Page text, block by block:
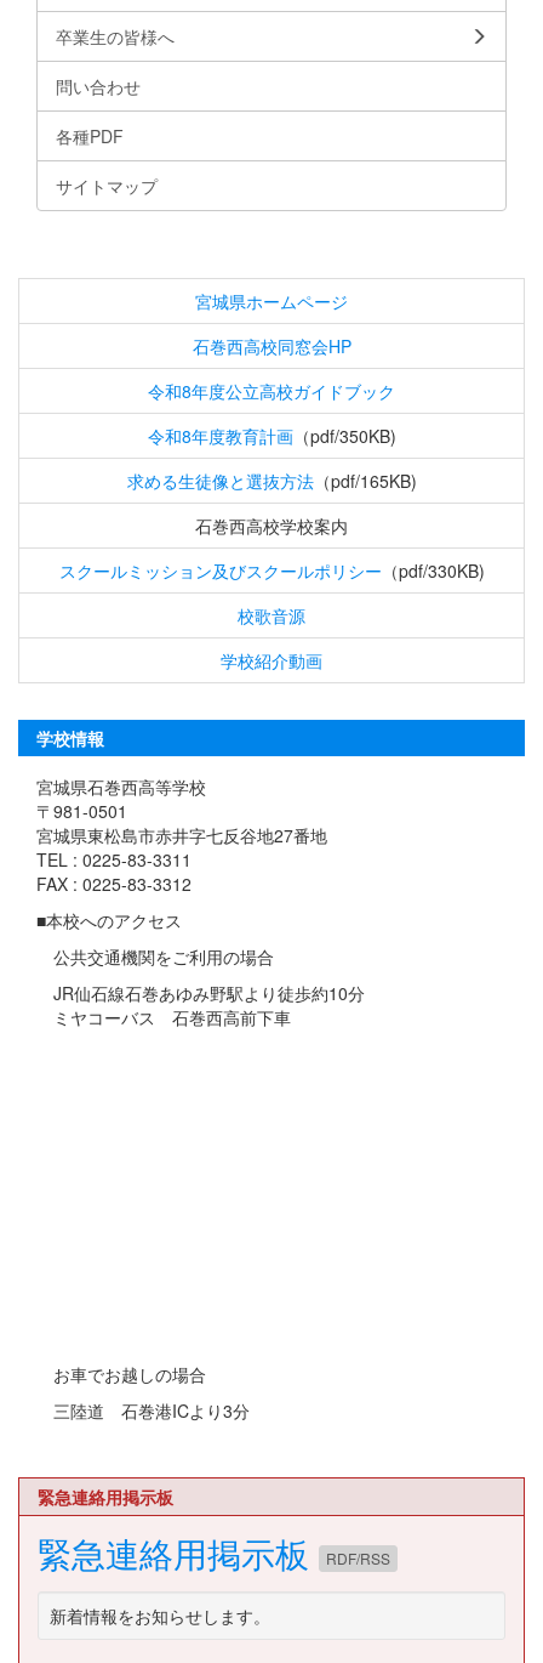
卒業生の皆様へ
問い合わせ
各種PDF
サイトマップ
宮城県ホームページ
石巻西高校同窓会HP
令和8年度公立高校ガイドブック
令和8年度教育計画（pdf/350KB)
求める生徒像と選抜方法（pdf/165KB)
石巻西高校学校案内
スクールミッション及びスクールポリシー （pdf/330KB)
校歌音源
学校紹介動画
学校情報
宮城県石巻西高等学校
〒981-0501
宮城県東松島市赤井字七反谷地27番地
TEL : 0225-83-3311
FAX : 0225-83-3312
■本校へのアクセス
公共交通機関をご利用の場合
JR仙石線石巻あゆみ野駅より徒歩約10分
ミヤコーバス 石巻西高前下車
お車でお越しの場合
三陸道 石巻港ICより3分
緊急連絡用掲示板
緊急連絡用掲示板 RDF/RSS
新着情報をお知らせします。